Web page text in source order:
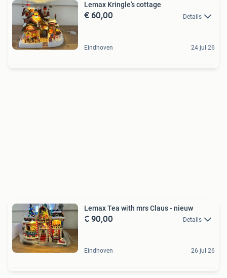
Lemax Kringle’s cottage
€ 60,00 Details
Eindhoven 24 jul 26
Lemax Tea with mrs Claus - nieuw
€ 90,00 Details
Eindhoven 26 jul 26